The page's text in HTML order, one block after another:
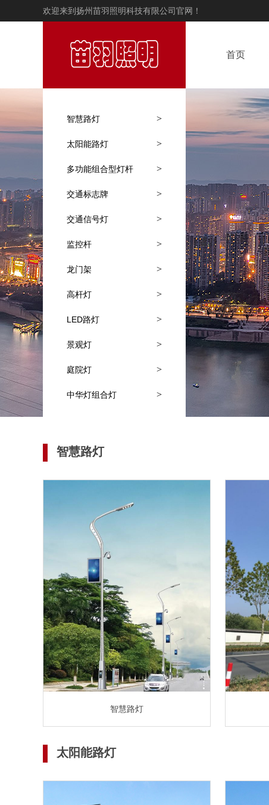
欢迎来到扬州苗羽照明科技有限公司官网！
智慧路灯 >
太阳能路灯 >
多功能组合型灯杆 >
交通标志牌 >
交通信号灯 >
监控杆 >
龙门架 >
高杆灯 >
LED路灯 >
景观灯 >
庭院灯 >
中华灯组合灯 >
首页
智慧路灯
智慧路灯
太阳能路灯